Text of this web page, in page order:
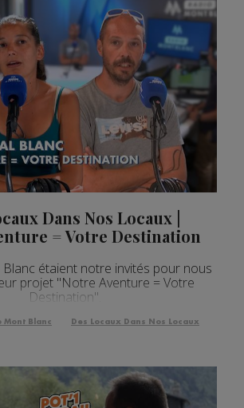
Dans Nos Locaux |
= Votre Destination
Blanc étaient notre invités pour nous
projet "Notre Aventure = Votre
Destination".
Mont Blanc Des Locaux Dans Nos Locaux